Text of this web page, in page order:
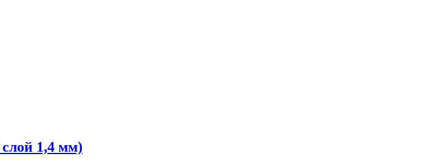
1,4 мм)